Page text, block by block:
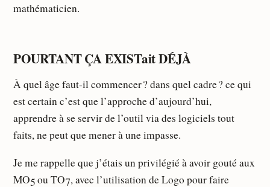
mathématicien.
POURTANT ÇA EXISTait DÉJÀ
À quel âge faut-il commencer ? dans quel cadre ? ce qui
est certain c’est que l’approche d’aujourd’hui,
apprendre à se servir de l’outil via des logiciels tout
faits, ne peut que mener à une impasse.
Je me rappelle que j’étais un privilégié à avoir gouté aux
MO5 ou TO7, avec l’utilisation de Logo pour faire